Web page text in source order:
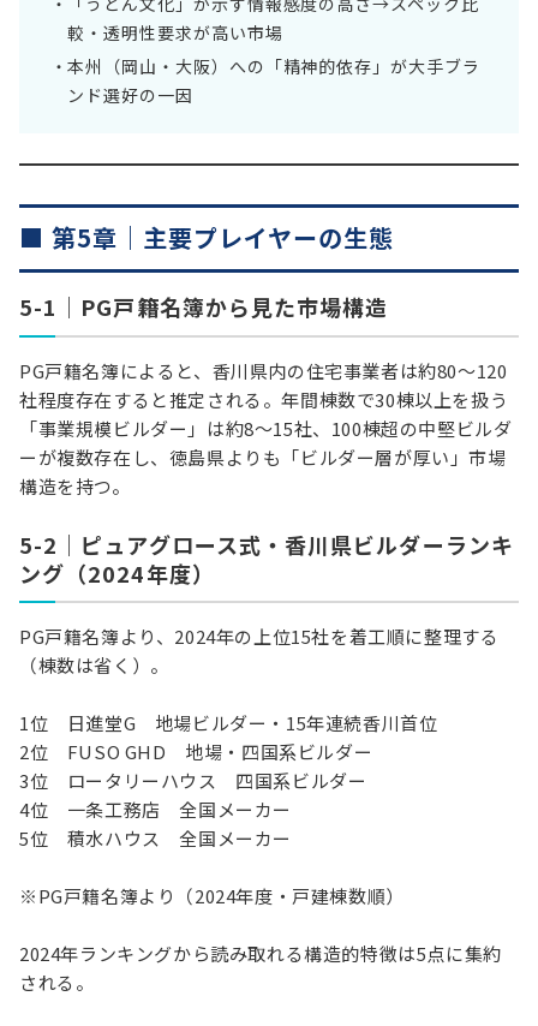
較・透明性要求が高い市場
本州（岡山・大阪）への「精神的依存」が大手ブラ
ンド選好の一因
■ 第5章｜主要プレイヤーの生態
5-1｜PG戸籍名簿から見た市場構造
PG戸籍名簿によると、香川県内の住宅事業者は約80〜120
社程度存在すると推定される。年間棟数で30棟以上を扱う
「事業規模ビルダー」は約8〜15社、100棟超の中堅ビルダ
ーが複数存在し、徳島県よりも「ビルダー層が厚い」市場
構造を持つ。
5-2｜ピュアグロース式・香川県ビルダーランキ
ング（2024年度）
PG戸籍名簿より、2024年の上位15社を着工順に整理する
（棟数は省く）。
1位 日進堂G 地場ビルダー・15年連続香川首位
2位 FUSO GHD 地場・四国系ビルダー
3位 ロータリーハウス 四国系ビルダー
4位 一条工務店 全国メーカー
5位 積水ハウス 全国メーカー
※PG戸籍名簿より（2024年度・戸建棟数順）
2024年ランキングから読み取れる構造的特徴は5点に集約
される。